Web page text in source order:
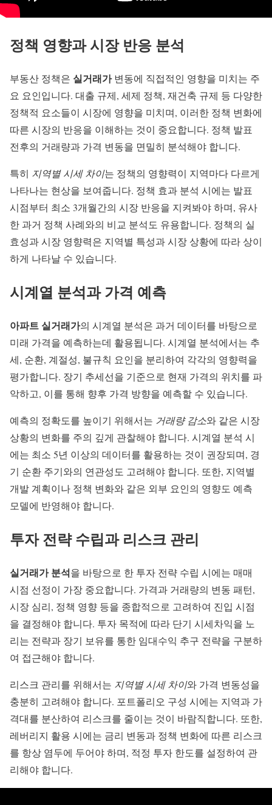
정책 영향과 시장 반응 분석
부동산 정책은 실거래가변동에 직접적인 영향을 미치는 주
요 요인입니다. 대출 규제, 세제 정책, 재건축 규제 등 다양한
정책적 요소들이 시장에 영향을 미치며, 이러한 정책 변화에
따른 시장의 반응을 이해하는 것이 중요합니다. 정책 발표
전후의 거래량과 가격 변동을 면밀히 분석해야 합니다.
특히 지역별 시세 차이는 정책의 영향력이 지역마다 다르게
나타나는 현상을 보여줍니다. 정책 효과 분석 시에는 발표
시점부터 최소 3개월간의 시장 반응을 지켜봐야 하며, 유사
한 과거 정책 사례와의 비교 분석도 유용합니다. 정책의 실
효성과 시장 영향력은 지역별 특성과 시장 상황에 따라 상이
하게 나타날 수 있습니다.
시계열 분석과 가격 예측
아파트 실거래가의 시계열 분석은 과거 데이터를 바탕으로
미래 가격을 예측하는데 활용됩니다. 시계열 분석에서는 추
세, 순환, 계절성, 불규칙 요인을 분리하여 각각의 영향력을
평가합니다. 장기 추세선을 기준으로 현재 가격의 위치를 파
악하고, 이를 통해 향후 가격 방향을 예측할 수 있습니다.
예측의 정확도를 높이기 위해서는 거래량 감소와 같은 시장
상황의 변화를 주의 깊게 관찰해야 합니다. 시계열 분석 시
에는 최소 5년 이상의 데이터를 활용하는 것이 권장되며, 경
기 순환 주기와의 연관성도 고려해야 합니다. 또한, 지역별
개발 계획이나 정책 변화와 같은 외부 요인의 영향도 예측
모델에 반영해야 합니다.
투자 전략 수립과 리스크 관리
실거래가 분석을 바탕으로 한 투자 전략 수립 시에는 매매
시점 선정이 가장 중요합니다. 가격과 거래량의 변동 패턴,
시장 심리, 정책 영향 등을 종합적으로 고려하여 진입 시점
을 결정해야 합니다. 투자 목적에 따라 단기 시세차익을 노
리는 전략과 장기 보유를 통한 임대수익 추구 전략을 구분하
여 접근해야 합니다.
리스크 관리를 위해서는 지역별 시세 차이와 가격 변동성을
충분히 고려해야 합니다. 포트폴리오 구성 시에는 지역과 가
격대를 분산하여 리스크를 줄이는 것이 바람직합니다. 또한,
레버리지 활용 시에는 금리 변동과 정책 변화에 따른 리스크
를 항상 염두에 두어야 하며, 적정 투자 한도를 설정하여 관
리해야 합니다.